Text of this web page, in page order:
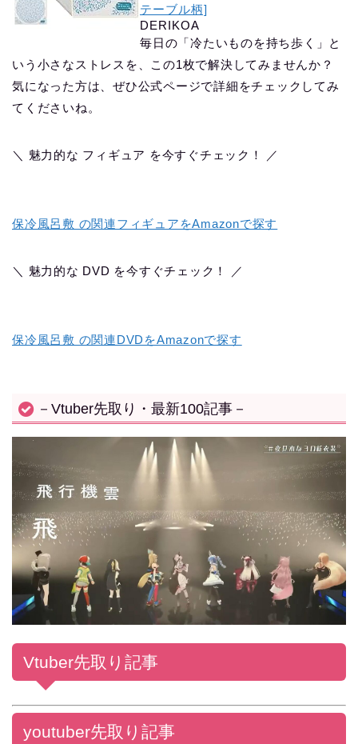
テーブル柄]
DERIKOA
毎日の「冷たいものを持ち歩く」と
いう小さなストレスを、この1枚で解決してみませんか？
気になった方は、ぜひ公式ページで詳細をチェックしてみ
てくださいね。
＼ 魅力的な フィギュア を今すぐチェック！ ／
保冷風呂敷 の関連フィギュアをAmazonで探す
＼ 魅力的な DVD を今すぐチェック！ ／
保冷風呂敷 の関連DVDをAmazonで探す
－Vtuber先取り・最新100記事－
Vtuber先取り記事
youtuber先取り記事